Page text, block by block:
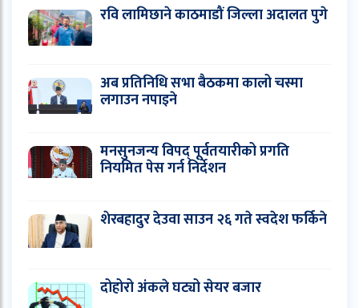
रवि लामिछाने काठमाडौं जिल्ला अदालत पुगे
अब प्रतिनिधि सभा बैठकमा कालो चस्मा
लगाउन नपाइने
मनसुनजन्य विपद् पूर्वतयारीको प्रगति
नियमित पेस गर्न निर्देशन
शेरबहादुर देउवा साउन २६ गते स्वदेश फर्किने
दोहोरो अंकले घट्यो सेयर बजार